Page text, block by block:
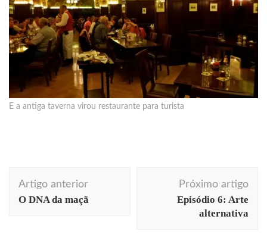
E a antiga taverna virou restaurante para turista
de
Artigo anterior
O DNA da maçã
Próximo artigo
Episódio 6: Arte
alternativa